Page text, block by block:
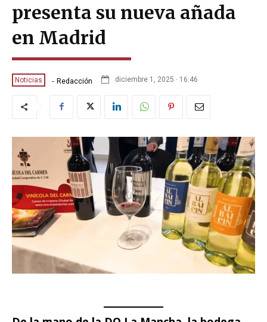
presenta su nueva añada
en Madrid
Noticias - Redacción diciembre 1, 2025 · 16:46